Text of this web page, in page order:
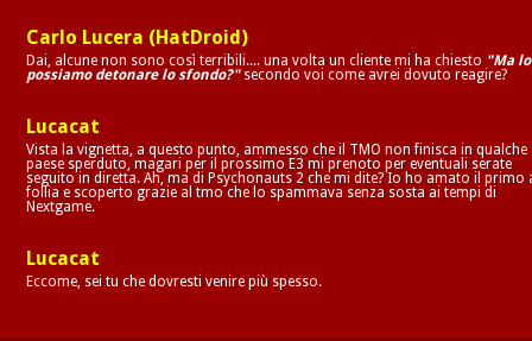
Carlo Lucera (HatDroid)
Dai, alcune non sono così terribili.... una volta un cliente mi ha chiesto "Ma lo
possiamo detonare lo sfondo?"secondo voi come avrei dovuto reagire?
Lucacat
Vista la vignetta, a questo punto, ammesso che il TMO non finisca in qualche
paese sperduto, magari per il prossimo E3 mi prenoto per eventuali serate
seguito in diretta. Ah, ma di Psychonauts 2 che mi dite? Io ho amato il primo
follia e scoperto grazie al tmo che lo spammava senza sosta ai tempi di
Nextgame.
Lucacat
Eccome, sei tu che dovresti venire più spesso.